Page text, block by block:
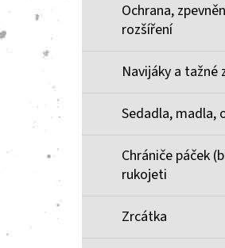
Ochrana,
rozšíření
Navijáky a tažné
Sedadla, madla,
Chrániče páček
rukojeti
Zrcátka